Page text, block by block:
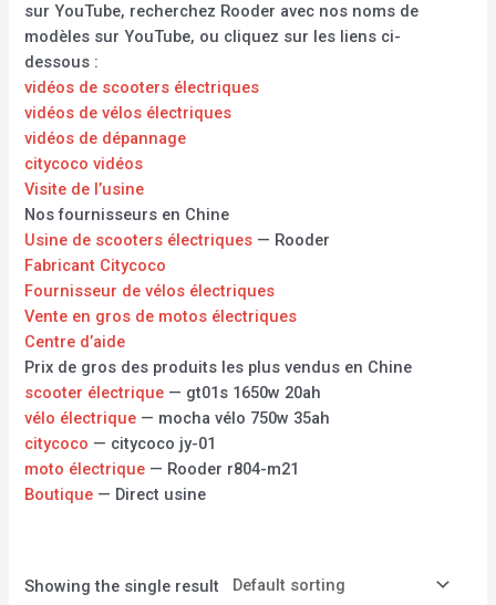
sur YouTube, recherchez Rooder avec nos noms de
modèles sur YouTube, ou cliquez sur les liens ci-
dessous :
vidéos de scooters électriques
vidéos de vélos électriques
vidéos de dépannage
citycoco vidéos
Visite de l’usine
Nos fournisseurs en Chine
Usine de scooters électriques — Rooder
Fabricant Citycoco
Fournisseur de vélos électriques
Vente en gros de motos électriques
Centre d’aide
Prix de gros des produits les plus vendus en Chine
scooter électrique — gt01s 1650w 20ah
vélo électrique — mocha vélo 750w 35ah
citycoco — citycoco jy-01
moto électrique — Rooder r804-m21
Boutique — Direct usine
Showing the single result